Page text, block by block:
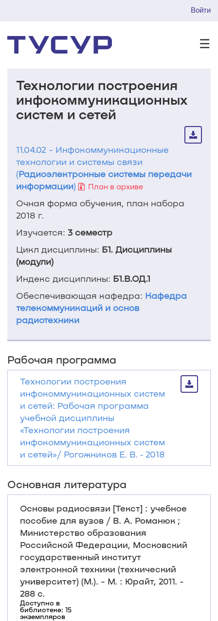
Войти
☰
Технологии построения
инфокоммуникационных
систем и сетей
11.04.02 - Инфокоммуникационные
технологии и системы связи
(Радиоэлектронные системы передачи
информации) План в архиве
Очная форма обучения, план набора
2018 г.
Изучается: 3 семестр
Цикл дисциплины: Б1. Дисциплины
(модули)
Индекс дисциплины: Б1.В.ОД.1
Обеспечивающая кафедра: Кафедра
телекоммуникаций и основ
радиотехники
Рабочая программа
Технологии построения
инфокоммуникационных систем
и сетей: Рабочая программа
учебной дисциплины
«Технологии построения
инфокоммуникационных систем
и сетей»/ Рогожников Е. В. ‐ 2018
Основная литература
Основы радиосвязи [Текст] : учебное
пособие для вузов / В. А. Романюк ;
Министерство образования
Российской Федерации, Московский
государственный институт
электронной техники (технический
университет) (М.). - М. : Юрайт, 2011. -
288 с.
Доступно в
библиотеке: 15
экземпляров